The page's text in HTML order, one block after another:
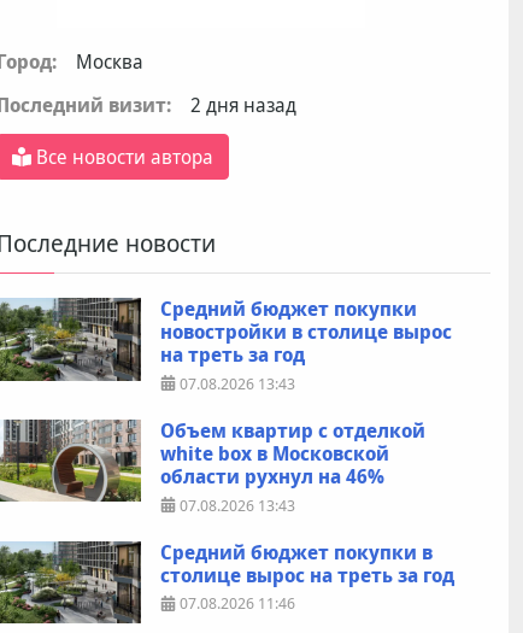
Москва
визит:
2 дня назад
Все новости автора
новости
Средний бюджет покупки
новостройки в столице вырос
на треть за год
07.08.2026 13:43
Объем квартир с отделкой
white box в Московской
области рухнул на 46%
07.08.2026 13:43
Средний бюджет покупки в
столице вырос на треть за год
07.08.2026 11:46